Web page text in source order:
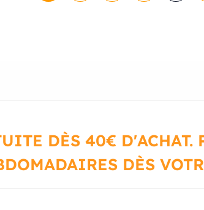
DÈS 40€ D'ACHAT.
DÈS